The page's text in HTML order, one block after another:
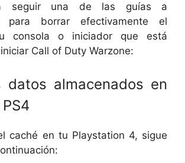
a seguir una de las guías a
para borrar efectivamente el
consola o iniciador que está
Call of Duty Warzone:
datos almacenados en
caché en tu Playstation 4, sigue